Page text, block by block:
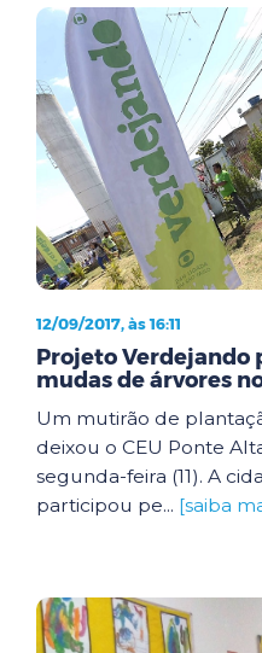
12/09/2017, às 16:11
Projeto Verdejando
mudas de árvores
Um mutirão de
deixou o CEU Ponte
segunda-feira (11). A
participou pe... [saiba